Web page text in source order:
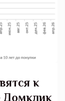
к
Домклик